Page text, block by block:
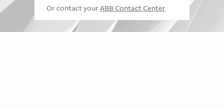
Or contact your ABB Contact Center